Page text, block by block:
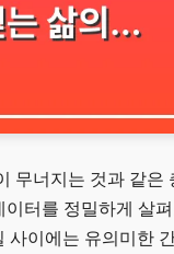
무너지는 것과 같은
터를 정밀하게 살
이에는 유의미한